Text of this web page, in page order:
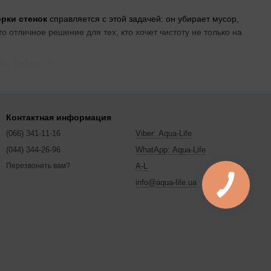
стенок справляется с этой задачей: он убирает мусор,
решение для тех, кто хочет чистоту не только на
легкий, прочный, не боится воды.
pH — результат будет на высоте!
где он появился, сохраняя бассейн в отличном
бери модель с базовой насадкой и коротким шлангом. Для
мощность от 0,75 л.с. будет в самый раз.
подскажут за минуту!
Контактная информация
(066) 341-11-16
(044) 344-26-96
Перезвонить вам?
Viber: Aqua-Life
WhatApp: Aqua-Life
A-L
info@aqua-life.ua